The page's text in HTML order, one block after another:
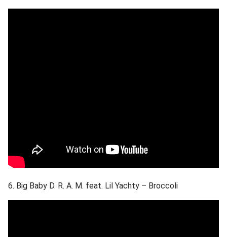
6. Big Baby D. R. A. M. feat. Lil Yachty – Broccoli